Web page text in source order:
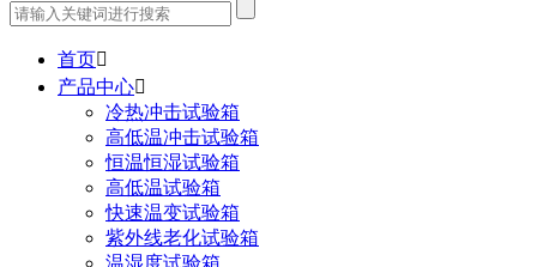
首页
产品中心
冷热冲击试验箱
高低温冲击试验箱
恒温恒湿试验箱
高低温试验箱
快速温变试验箱
紫外线老化试验箱